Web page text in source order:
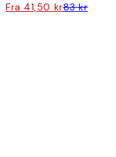
Fra 41,50 kr83 kr